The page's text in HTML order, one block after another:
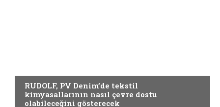
RUDOLF, PV Denim’de tekstil
kimyasallarının nasıl çevre dostu
olabileceğini gösterecek